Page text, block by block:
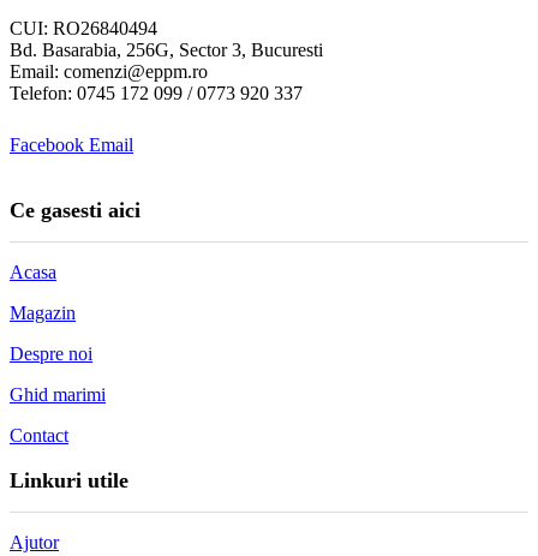
CUI: RO26840494
Bd. Basarabia, 256G, Sector 3, Bucuresti
Email: comenzi@eppm.ro
Telefon: 0745 172 099 / 0773 920 337
Facebook Email
Ce gasesti aici
Acasa
Magazin
Despre noi
Ghid marimi
Contact
Linkuri utile
Ajutor